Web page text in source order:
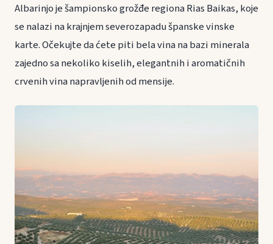
Albarinjo je šampionsko grožđe regiona Rias Baikas, koje
se nalazi na krajnjem severozapadu španske vinske
karte. Očekujte da ćete piti bela vina na bazi minerala
zajedno sa nekoliko kiselih, elegantnih i aromatičnih
crvenih vina napravljenih od mensije.